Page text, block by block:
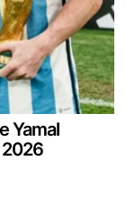
Yamal
2026